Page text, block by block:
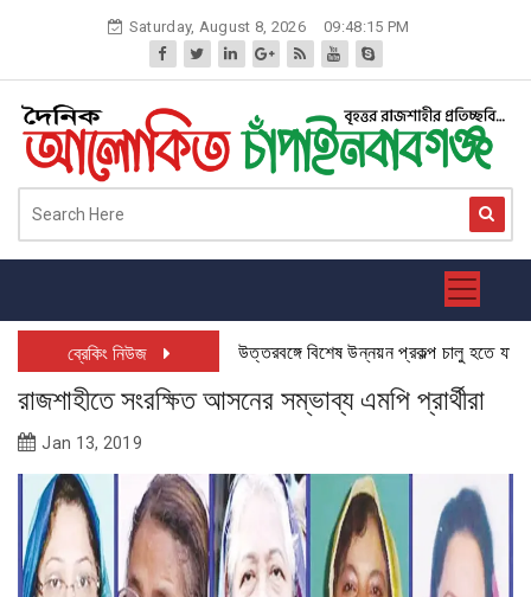
Saturday, August 8, 2026 09:48:15 PM
ব্রেকিং নিউজ উত্তরবঙ্গে বিশেষ উন্নয়ন প্রকল্প চালু হতে যাচ্ছে:
রাজশাহীতে সংরক্ষিত আসনের সম্ভাব্য এমপি প্রার্থীরা
Jan 13, 2019